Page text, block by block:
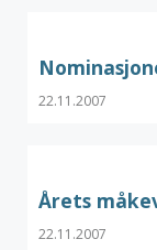
22.11.2007
Årets
22.11.2007